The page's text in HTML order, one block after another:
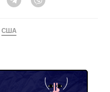
Twitter Telegram
США